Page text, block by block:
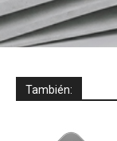
También: